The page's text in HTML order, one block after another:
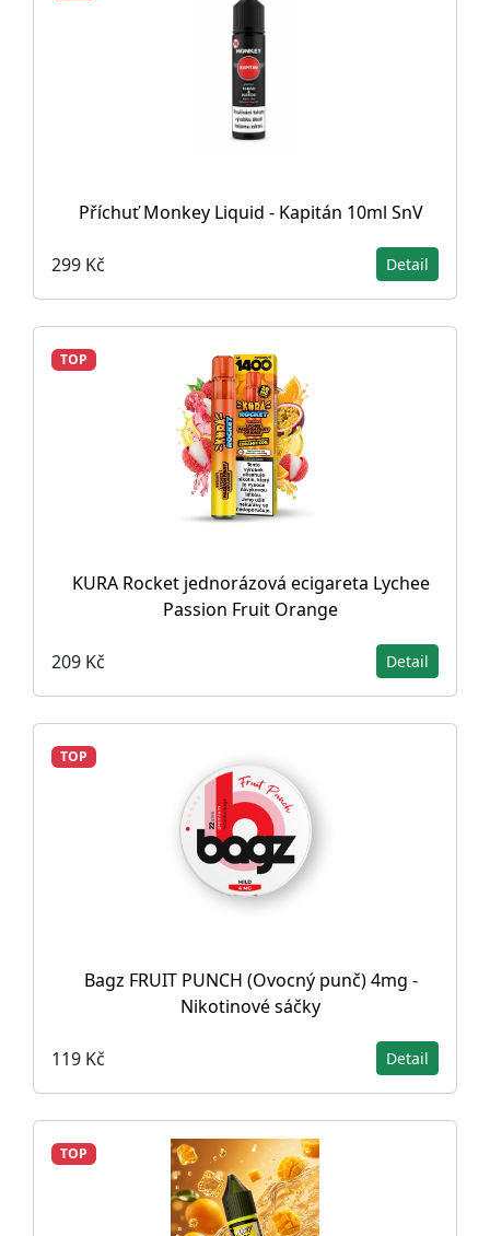
Příchuť Monkey Liquid - Kapitán 10ml SnV
299 Kč Detail
TOP
KURA Rocket jednorázová ecigareta Lychee
Passion Fruit Orange
209 Kč Detail
TOP
Bagz FRUIT PUNCH (Ovocný punč) 4mg -
Nikotinové sáčky
119 Kč Detail
TOP